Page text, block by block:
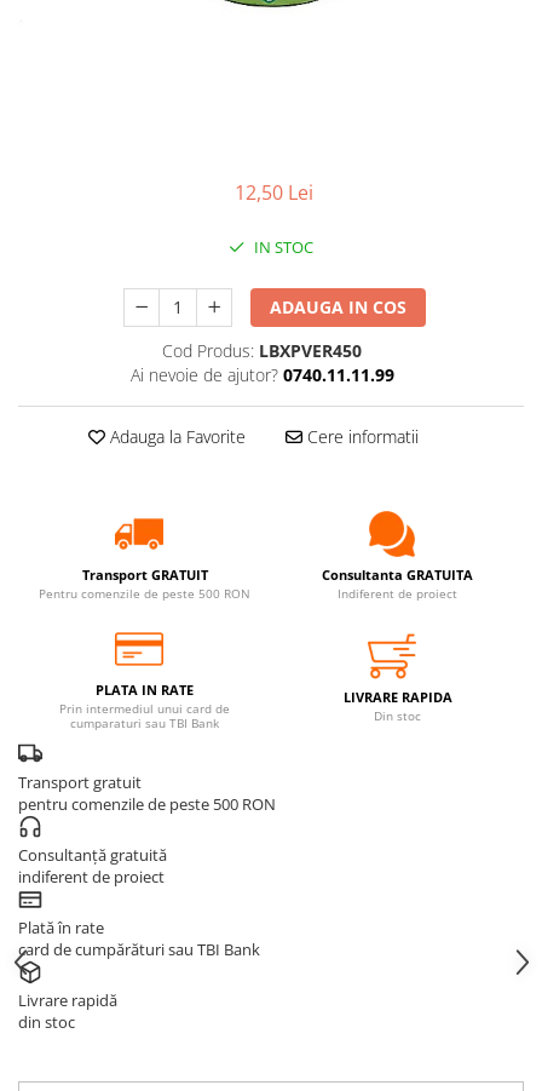
12,50 Lei
IN STOC
ADAUGA IN COS
Cod Produs: LBXPVER450
Ai nevoie de ajutor? 0740.11.11.99
Adauga la Favorite Cere informatii
Transport GRATUIT
Pentru comenzile de peste 500 RON
Consultanta GRATUITA
Indiferent de proiect
PLATA IN RATE
Prin intermediul unui card de
cumparaturi sau TBI Bank
LIVRARE RAPIDA
Din stoc
Transport gratuit
pentru comenzile de peste 500 RON
Consultanță gratuită
indiferent de proiect
Plată în rate
card de cumpărături sau TBI Bank
Livrare rapidă
din stoc